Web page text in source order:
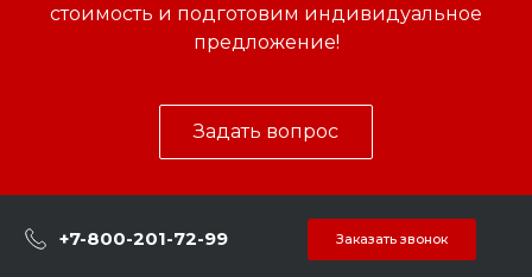
стоимость и подготовим индивидуальное
предложение!
Задать вопрос
+7-800-201-72-99 Заказать звонок